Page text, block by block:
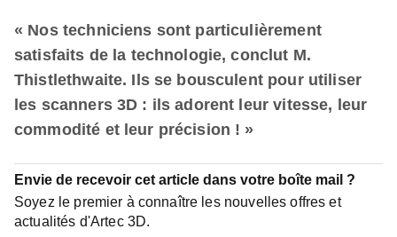
« Nos techniciens sont particulièrement
satisfaits de la technologie, conclut M.
Thistlethwaite. Ils se bousculent pour utiliser
les scanners 3D : ils adorent leur vitesse, leur
commodité et leur précision ! »
Envie de recevoir cet article dans votre boîte mail ?
Soyez le premier à connaître les nouvelles offres et
actualités d'Artec 3D.